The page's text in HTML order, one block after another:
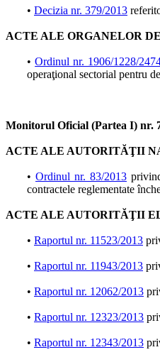
• Decizia nr. 379/2013
ACTE ALE ORGANELOR
•Ordinul nr. 1906/1228/
operaţional sectorial pentru
Monitorul Oficial (Partea I) nr.
ACTE ALE AUTORITĂŢII
• Ordinul nr. 83/2013
contractele reglementate
ACTE ALE AUTORITĂŢII
• Raportul nr. 11523/2013
• Raportul nr. 11943/2013
• Raportul nr. 12062/2013
• Raportul nr. 12323/2013
• Raportul nr. 12343/2013